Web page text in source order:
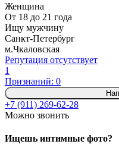
Женщина
От 18 до 21 года
Ищу мужчину
Санкт-Петербург
м.Чкаловская
Репутация отсутствует
1
Признаний: 0
+7 (911) 269-62-28
Можно звонить
Ищешь интимные фото?